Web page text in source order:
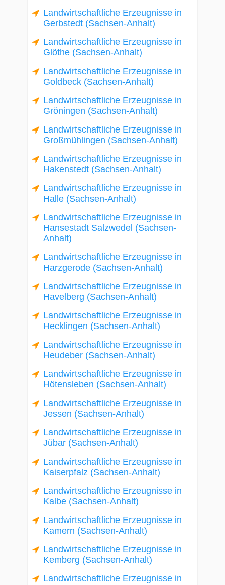
Landwirtschaftliche Erzeugnisse in
Gerbstedt (Sachsen-Anhalt)
Landwirtschaftliche Erzeugnisse in
Glöthe (Sachsen-Anhalt)
Landwirtschaftliche Erzeugnisse in
Goldbeck (Sachsen-Anhalt)
Landwirtschaftliche Erzeugnisse in
Gröningen (Sachsen-Anhalt)
Landwirtschaftliche Erzeugnisse in
Großmühlingen (Sachsen-Anhalt)
Landwirtschaftliche Erzeugnisse in
Hakenstedt (Sachsen-Anhalt)
Landwirtschaftliche Erzeugnisse in
Halle (Sachsen-Anhalt)
Landwirtschaftliche Erzeugnisse in
Hansestadt Salzwedel (Sachsen-
Anhalt)
Landwirtschaftliche Erzeugnisse in
Harzgerode (Sachsen-Anhalt)
Landwirtschaftliche Erzeugnisse in
Havelberg (Sachsen-Anhalt)
Landwirtschaftliche Erzeugnisse in
Hecklingen (Sachsen-Anhalt)
Landwirtschaftliche Erzeugnisse in
Heudeber (Sachsen-Anhalt)
Landwirtschaftliche Erzeugnisse in
Hötensleben (Sachsen-Anhalt)
Landwirtschaftliche Erzeugnisse in
Jessen (Sachsen-Anhalt)
Landwirtschaftliche Erzeugnisse in
Jübar (Sachsen-Anhalt)
Landwirtschaftliche Erzeugnisse in
Kaiserpfalz (Sachsen-Anhalt)
Landwirtschaftliche Erzeugnisse in
Kalbe (Sachsen-Anhalt)
Landwirtschaftliche Erzeugnisse in
Kamern (Sachsen-Anhalt)
Landwirtschaftliche Erzeugnisse in
Kemberg (Sachsen-Anhalt)
Landwirtschaftliche Erzeugnisse in